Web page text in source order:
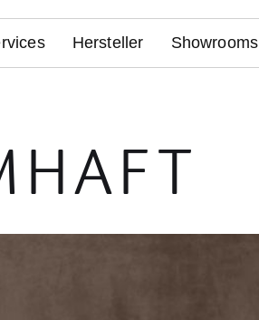
Hersteller Showrooms